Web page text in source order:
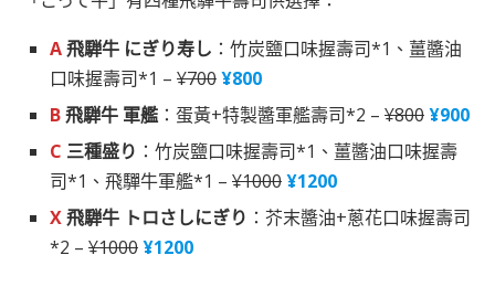
A飛騨牛 にぎり寿し ：竹炭鹽口味握壽司*1、薑醬油
口味握壽司*1 – ¥700¥800
B飛騨牛 軍艦 ：蛋黃+特製醬軍艦壽司*2 – ¥800¥900
C 三種盛り ：竹炭鹽口味握壽司*1、薑醬油口味握壽
司*1、飛驒牛軍艦*1 – ¥1000¥1200
X飛騨牛 トロさしにぎり ：芥末醬油+蔥花口味握壽司
*2 – ¥1000¥1200